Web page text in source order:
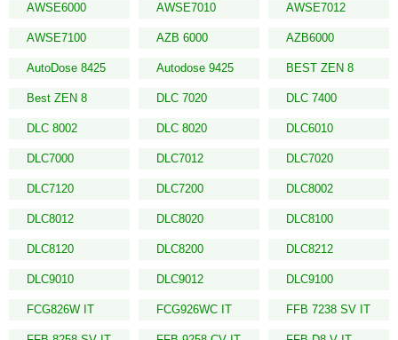
AWSE6000 AWSE7010 AWSE7012
AWSE7100 AZB 6000 AZB6000
AutoDose 8425 Autodose 9425 BEST ZEN 8
Best ZEN 8 DLC 7020 DLC 7400
DLC 8002 DLC 8020 DLC6010
DLC7000 DLC7012 DLC7020
DLC7120 DLC7200 DLC8002
DLC8012 DLC8020 DLC8100
DLC8120 DLC8200 DLC8212
DLC9010 DLC9012 DLC9100
FCG826W IT FCG926WC IT FFB 7238 SV IT